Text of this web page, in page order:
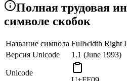
внешним видом, служит
типографической функции.
которые являются
японский и корейский.
используется в этих
эстетического баланса и
макета.
Полная трудовая
символе скобок
Название символа Fullwidth Right
Версия Unicode
1.1 (June 1993)
Unicode